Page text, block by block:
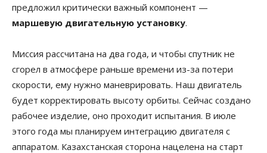
предложил критически важный компонент —
маршевую двигательную установку.
Миссия рассчитана на два года, и чтобы спутник не
сгорел в атмосфере раньше времени из-за потери
скорости, ему нужно маневрировать. Наш двигатель
будет корректировать высоту орбиты. Сейчас создано
рабочее изделие, оно проходит испытания. В июле
этого года мы планируем интеграцию двигателя с
аппаратом. Казахстанская сторона нацелена на старт